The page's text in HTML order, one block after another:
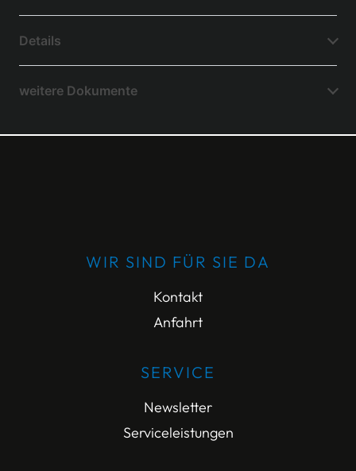
Details
weitere Dokumente
WIR SIND FÜR SIE DA
Kontakt
Anfahrt
SERVICE
Newsletter
Serviceleistungen